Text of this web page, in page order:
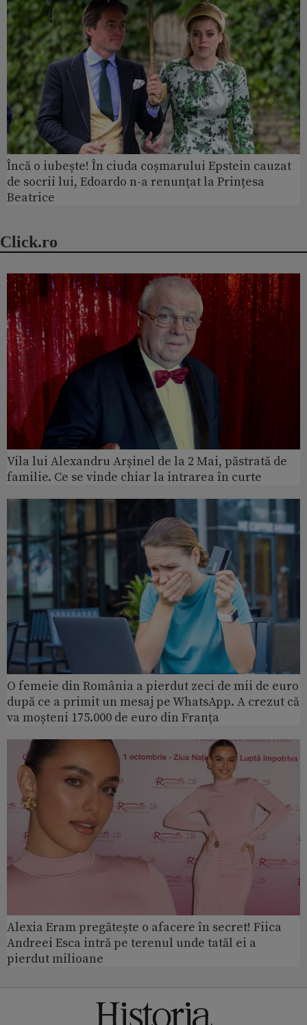
Încă o iubește! În ciuda coșmarului Epstein cauzat
de socrii lui, Edoardo n-a renunțat la Prințesa
Beatrice
Click.ro
Vila lui Alexandru Arșinel de la 2 Mai, păstrată de
familie. Ce se vinde chiar la intrarea în curte
O femeie din România a pierdut zeci de mii de euro
după ce a primit un mesaj pe WhatsApp. A crezut că
va moșteni 175.000 de euro din Franța
Alexia Eram pregătește o afacere în secret! Fiica
Andreei Esca intră pe terenul unde tatăl ei a
pierdut milioane